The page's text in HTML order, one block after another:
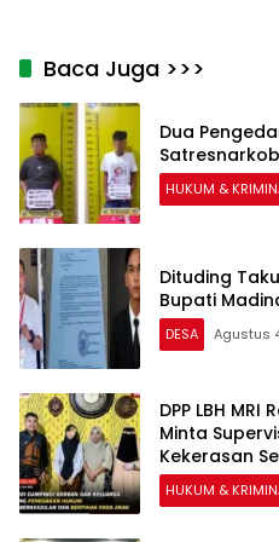
Baca Juga >>>
Dua
HUKUM &
Dituding
Bupati
DESA Agustus
DPP LBH
Minta
Kekerasan
Banggai
HUKUM &